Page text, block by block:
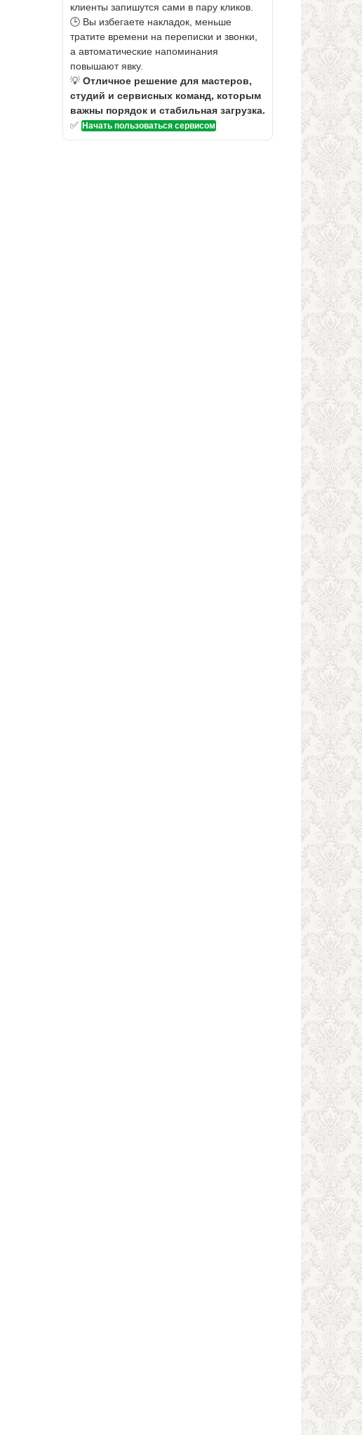
клиенты запишутся сами в пару кликов.
🕒 Вы избегаете накладок, меньше
тратите времени на переписки и звонки,
а автоматические напоминания
повышают явку.
💡 Отличное решение для мастеров,
студий и сервисных команд, которым
важны порядок и стабильная загрузка.
✅ Начать пользоваться сервисом